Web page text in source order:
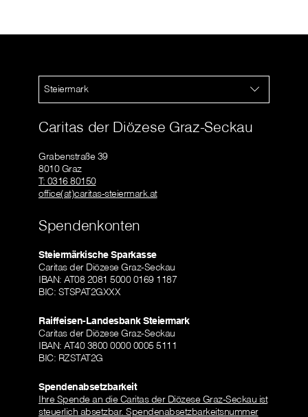
Steiermark
Caritas der Diözese Graz-Seckau
Grabenstraße 39
8010 Graz
T: 0316 80150
office(at)caritas-steiermark.at
Spendenkonten
Steiermärkische Sparkasse
Caritas der Diözese Graz-Seckau
IBAN: AT08 2081 5000 0169 1187
BIC: STSPAT2GXXX
Raiffeisen-Landesbank Steiermark
Caritas der Diözese Graz-Seckau
IBAN: AT40 3800 0000 0005 5111
BIC: RZSTAT2G
Spendenabsetzbarkeit
Ihre Spende an die Caritas der Diözese Graz-Seckau ist
steuerlich absetzbar. Spendenabsetzbarkeitsnummer